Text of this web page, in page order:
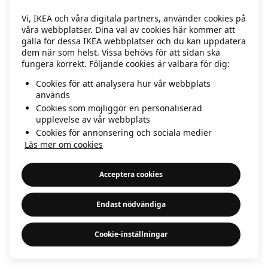
information)
Vi, IKEA och våra digitala partners, använder cookies på
våra webbplatser. Dina val av cookies här kommer att
gälla för dessa IKEA webbplatser och du kan uppdatera
dem när som helst. Vissa behövs för att sidan ska
fungera korrekt. Följande cookies är valbara för dig:
Cookies för att analysera hur vår webbplats
används
Cookies som möjliggör en personaliserad
upplevelse av vår webbplats
Cookies för annonsering och sociala medier
Läs mer om cookies
Acceptera cookies
Endast nödvändiga
Cookie-inställningar